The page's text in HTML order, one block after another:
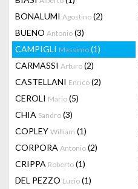
BONALUMI Agostino (2)
BUENO Antonio (3)
CAMPIGLI Massimo (1)
CARMASSI Arturo (2)
CASTELLANI Enrico (2)
CEROLI Mario (5)
CHIA Sandro (3)
COPLEY William (1)
CORPORA Antonio (2)
CRIPPA Roberto (1)
DEL PEZZO Lucio (1)